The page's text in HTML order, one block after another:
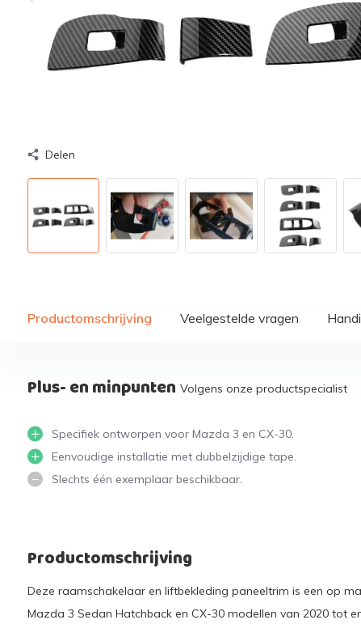
Delen
Productomschrijving Veelgestelde vragen
Plus- en minpunten Volgens onze productspecialist
Specifiek ontworpen voor Mazda 3 en CX-30.
Eenvoudige installatie met dubbelzijdige tape.
Slechts één exemplaar beschikbaar.
Productomschrijving
Deze raamschakelaar en liftbekleding paneeltrim is een op
Mazda 3 Sedan Hatchback en CX-30 modellen van 2020 tot